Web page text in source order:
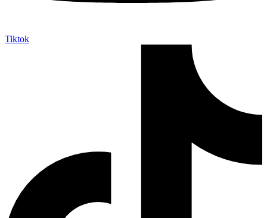
Tiktok